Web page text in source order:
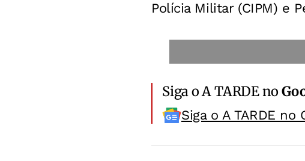
Polícia Militar (CIPM) e
Siga o A TARDE no
Siga o A TARDE no